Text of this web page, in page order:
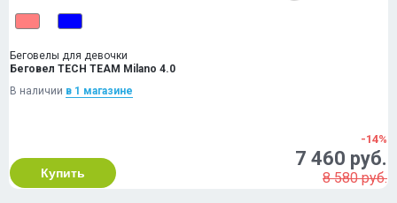
Беговелы для девочки
Беговел TECH TEAM Milano 4.0
В наличии в 1 магазинe
Купить
-14%
7 460 руб.
8 580 руб.